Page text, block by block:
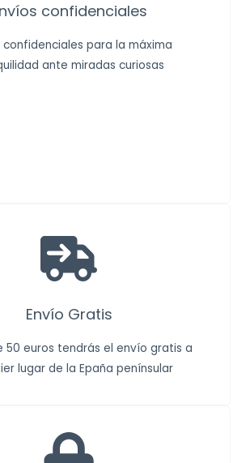
confidenciales
confidenciales para la máxima
ante miradas curiosas
Envío Gratis
50 euros tendrás el envío gratis a
lugar de la Epaña penínsular